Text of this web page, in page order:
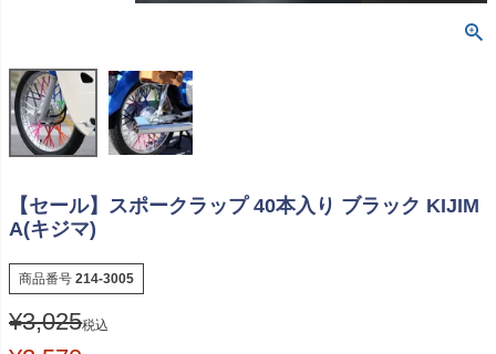
【セール】スポークラップ 40本入り ブラック KIJIM
A(キジマ)
商品番号 214-3005
¥3,025税込